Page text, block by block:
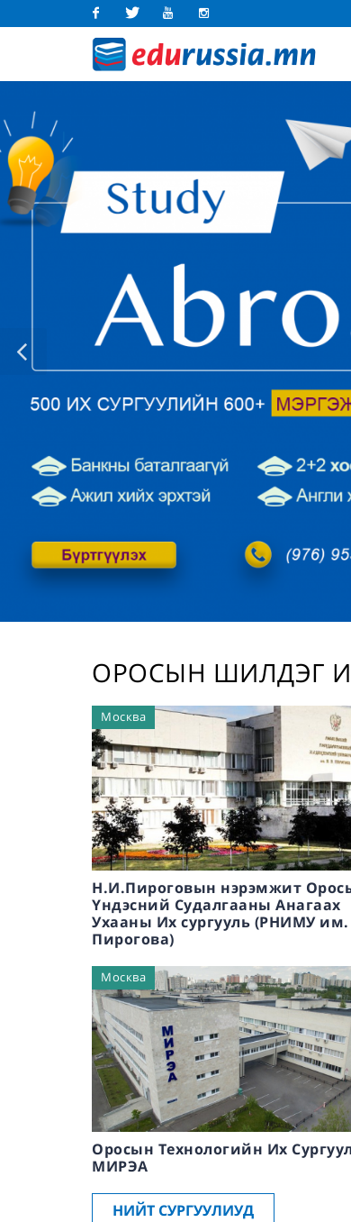
FacebookTwitter YoutubeInstagram
ОРОСЫН ШИЛДЭГ
Н.И.Пироговын нэрэмжит
Үндэсний Судалгааны Анагаах
Ухааны Их сургууль (РНИМУ
Пирогова)
Москва
Оросын Технологийн Их
МИРЭА
Москва
НИЙТ СУРГУУЛИУД